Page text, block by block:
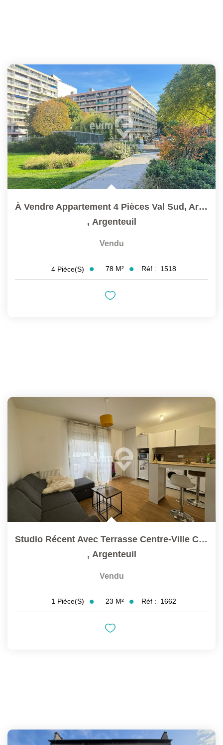
À Vendre Appartement 4 Pièces Val Sud, Argenteuil
, Argenteuil
Vendu
4 Pièce(s) 78 M² Réf : 1518
Studio Récent Avec Terrasse Centre-Ville Classe...
, Argenteuil
Vendu
1 Pièce(s) 23 M² Réf : 1662